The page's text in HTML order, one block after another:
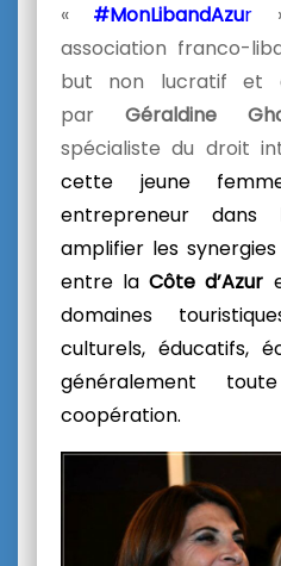
« #MonLibandAzur
association franco-
but non lucratif et
par Géraldine
spécialiste du droit
cette jeune
entrepreneur dans
amplifier les
entre laCôte d’Azur
domaines
culturels, éducatifs,
généralement
coopération.